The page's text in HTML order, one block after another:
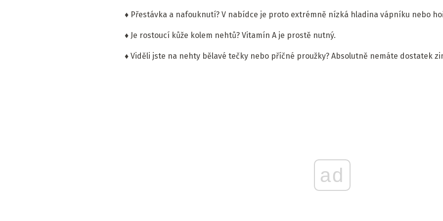
♦ Přestávka a nafouknutí? V nabídce je proto extrémně nízká hladina vápníku nebo
♦ Je rostoucí kůže kolem nehtů? Vitamín A je prostě nutný.
♦ Viděli jste na nehty bělavé tečky nebo příčné proužky? Absolutně nemáte dostatek
ad